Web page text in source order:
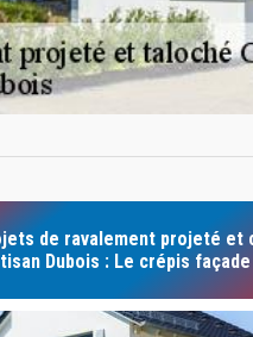
de ravalement projeté et
Dubois : Le crépis façade